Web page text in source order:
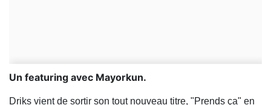
Un featuring avec Mayorkun.
Driks vient de sortir son tout nouveau titre, "Prends ça" en